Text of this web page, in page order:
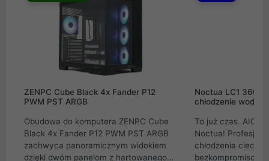
ZENPC Cube Black 4x Fander P12
PWM PST ARGB
Obudowa do komputera ZENPC Cube
Black 4x Fander P12 PWM PST ARGB
zachwyca panoramicznym widokiem
dzięki dwóm panelom z hartowanego
Noctua LC1
chłodzenie wodne
To już czas. AIO
Noctua!
chłodzenia cieczą